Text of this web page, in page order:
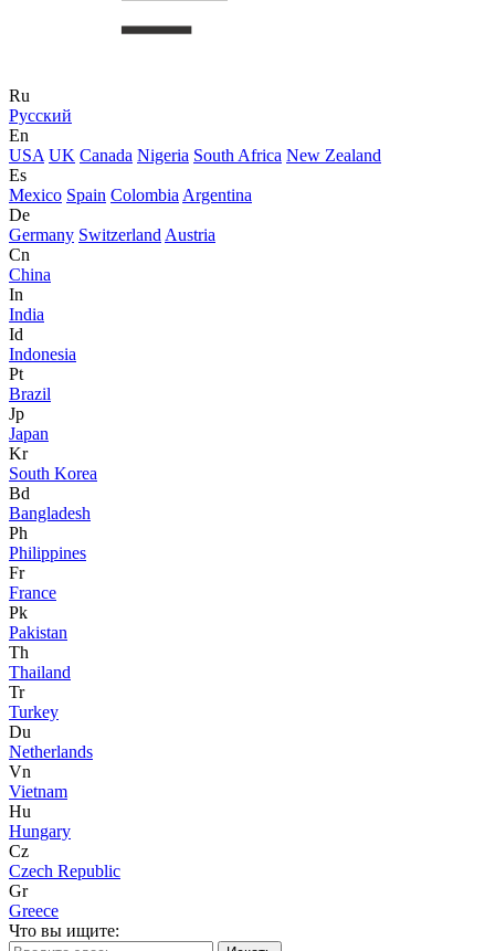
Ru
Русский
En
USA UK Canada Nigeria South Africa New Zealand
Es
Mexico Spain Colombia Argentina
De
Germany Switzerland Austria
Cn
China
In
India
Id
Indonesia
Pt
Brazil
Jp
Japan
Kr
South Korea
Bd
Bangladesh
Ph
Philippines
Fr
France
Pk
Pakistan
Th
Thailand
Tr
Turkey
Du
Netherlands
Vn
Vietnam
Hu
Hungary
Cz
Czech Republic
Gr
Greece
Что вы ищите: